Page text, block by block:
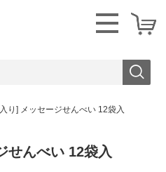
り] メッセージせんべい 12袋入
せんべい 12袋入